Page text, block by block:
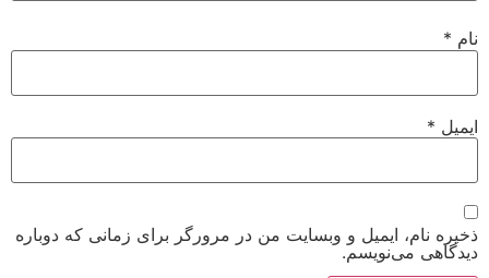
ایمیل و وبسایت من در مرورگر برای زمانی که دوباره